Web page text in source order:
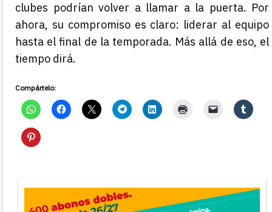
clubes podrían volver a llamar a la puerta. Por
ahora, su compromiso es claro: liderar al equipo
hasta el final de la temporada. Más allá de eso, el
tiempo dirá.
Compártelo: